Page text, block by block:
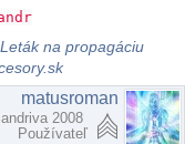
Leták na propagáciu
matusroman
2008
Používateľ